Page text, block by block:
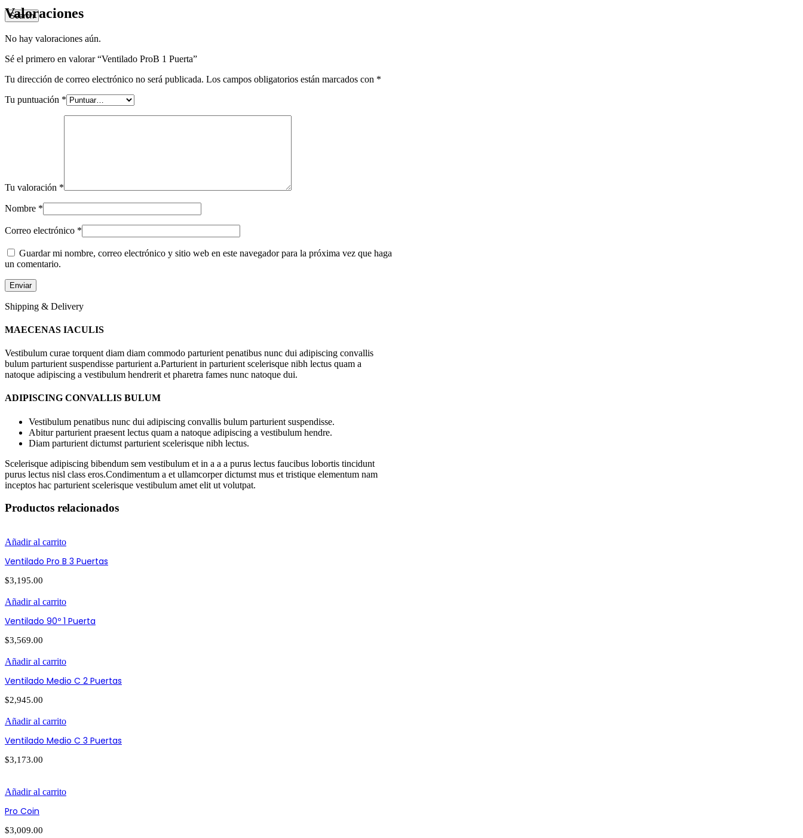
Search
Valoraciones
No hay valoraciones aún.
Sé el primero en valorar “Ventilado ProB 1 Puerta”
Tu dirección de correo electrónico no será publicada. Los campos obligatorios están marcados con *
Tu puntuación *
Tu valoración *
Nombre *
Correo electrónico *
Guardar mi nombre, correo electrónico y sitio web en este navegador para la próxima vez que haga
un comentario.
Shipping & Delivery
MAECENAS IACULIS
Vestibulum curae torquent diam diam commodo parturient penatibus nunc dui adipiscing convallis
bulum parturient suspendisse parturient a.Parturient in parturient scelerisque nibh lectus quam a
natoque adipiscing a vestibulum hendrerit et pharetra fames nunc natoque dui.
ADIPISCING CONVALLIS BULUM
Vestibulum penatibus nunc dui adipiscing convallis bulum parturient suspendisse.
Abitur parturient praesent lectus quam a natoque adipiscing a vestibulum hendre.
Diam parturient dictumst parturient scelerisque nibh lectus.
Scelerisque adipiscing bibendum sem vestibulum et in a a a purus lectus faucibus lobortis tincidunt
purus lectus nisl class eros.Condimentum a et ullamcorper dictumst mus et tristique elementum nam
inceptos hac parturient scelerisque vestibulum amet elit ut volutpat.
Productos relacionados
Añadir al carrito
Ventilado Pro B 3 Puertas
$3,195.00
Añadir al carrito
Ventilado 90º 1 Puerta
$3,569.00
Añadir al carrito
Ventilado Medio C 2 Puertas
$2,945.00
Añadir al carrito
Ventilado Medio C 3 Puertas
$3,173.00
Añadir al carrito
Pro Coin
$3,009.00